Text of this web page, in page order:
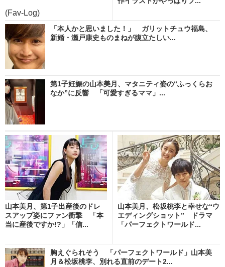
(Fav-Log)
「本人かと思いました！」 ガリットチュウ福島、
新婚・瀬戸康史ものまねが腹立たしい...
第1子妊娠の山本美月、マタニティ姿の“ふっくらお
なか”に反響 「可愛すぎるママ」...
山本美月、第1子出産後のドレ
スアップ姿にファン衝撃 「本
当に産後ですか!?」「信...
山本美月、松坂桃李と幸せな“ウ
エディングショット” ドラマ
「パーフェクトワールド...
胸えぐられそう 「パーフェクトワールド」山本美
月＆松坂桃李、別れる直前のデート2...